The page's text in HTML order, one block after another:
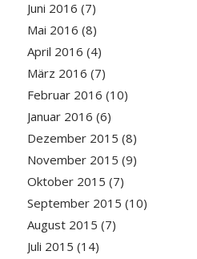
Juni 2016 (7)
Mai 2016 (8)
April 2016 (4)
März 2016 (7)
Februar 2016 (10)
Januar 2016 (6)
Dezember 2015 (8)
November 2015 (9)
Oktober 2015 (7)
September 2015 (10)
August 2015 (7)
Juli 2015 (14)